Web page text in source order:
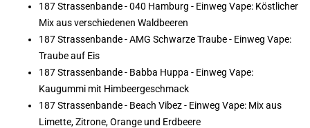
187 Strassenbande - 040 Hamburg - Einweg Vape: Köstlicher
Mix aus verschiedenen Waldbeeren
187 Strassenbande - AMG Schwarze Traube - Einweg Vape:
Traube auf Eis
187 Strassenbande - Babba Huppa - Einweg Vape:
Kaugummi mit Himbeergeschmack
187 Strassenbande - Beach Vibez - Einweg Vape: Mix aus
Limette, Zitrone, Orange und Erdbeere